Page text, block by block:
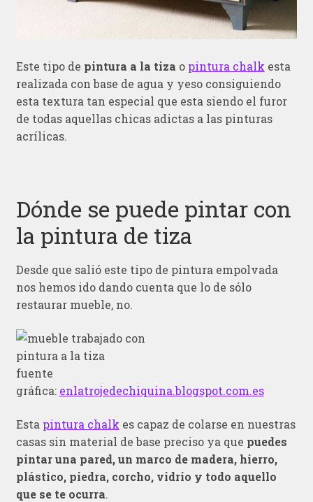
Este tipo de pintura a la tiza o pintura chalk esta
realizada con base de agua y yeso consiguiendo
esta textura tan especial que esta siendo el furor
de todas aquellas chicas adictas a las pinturas
acrílicas.
Dónde se puede pintar con
la pintura de tiza
Desde que salió este tipo de pintura empolvada
nos hemos ido dando cuenta que lo de sólo
restaurar mueble, no.
fuente
gráfica: enlatrojedechiquina.blogspot.com.es
Esta pintura chalk es capaz de colarse en nuestras
casas sin material de base preciso ya que puedes
pintar una pared, un marco de madera, hierro,
plástico, piedra, corcho, vidrio y todo aquello
que se te ocurra.